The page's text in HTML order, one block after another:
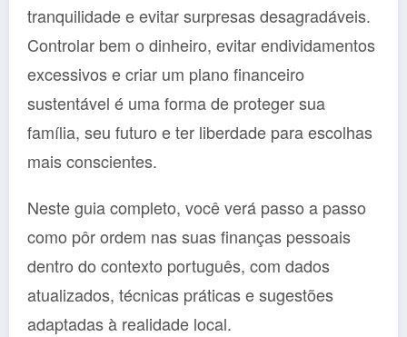
tranquilidade e evitar surpresas desagradáveis.
Controlar bem o dinheiro, evitar endividamentos
excessivos e criar um plano financeiro
sustentável é uma forma de proteger sua
família, seu futuro e ter liberdade para escolhas
mais conscientes.
Neste guia completo, você verá passo a passo
como pôr ordem nas suas finanças pessoais
dentro do contexto português, com dados
atualizados, técnicas práticas e sugestões
adaptadas à realidade local.